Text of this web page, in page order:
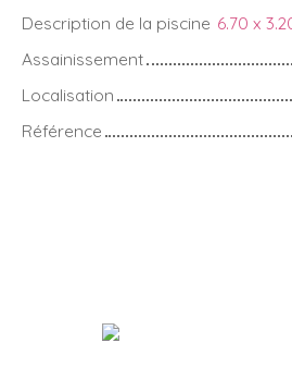
Description de la piscine
Assainissement
Localisation
Référence